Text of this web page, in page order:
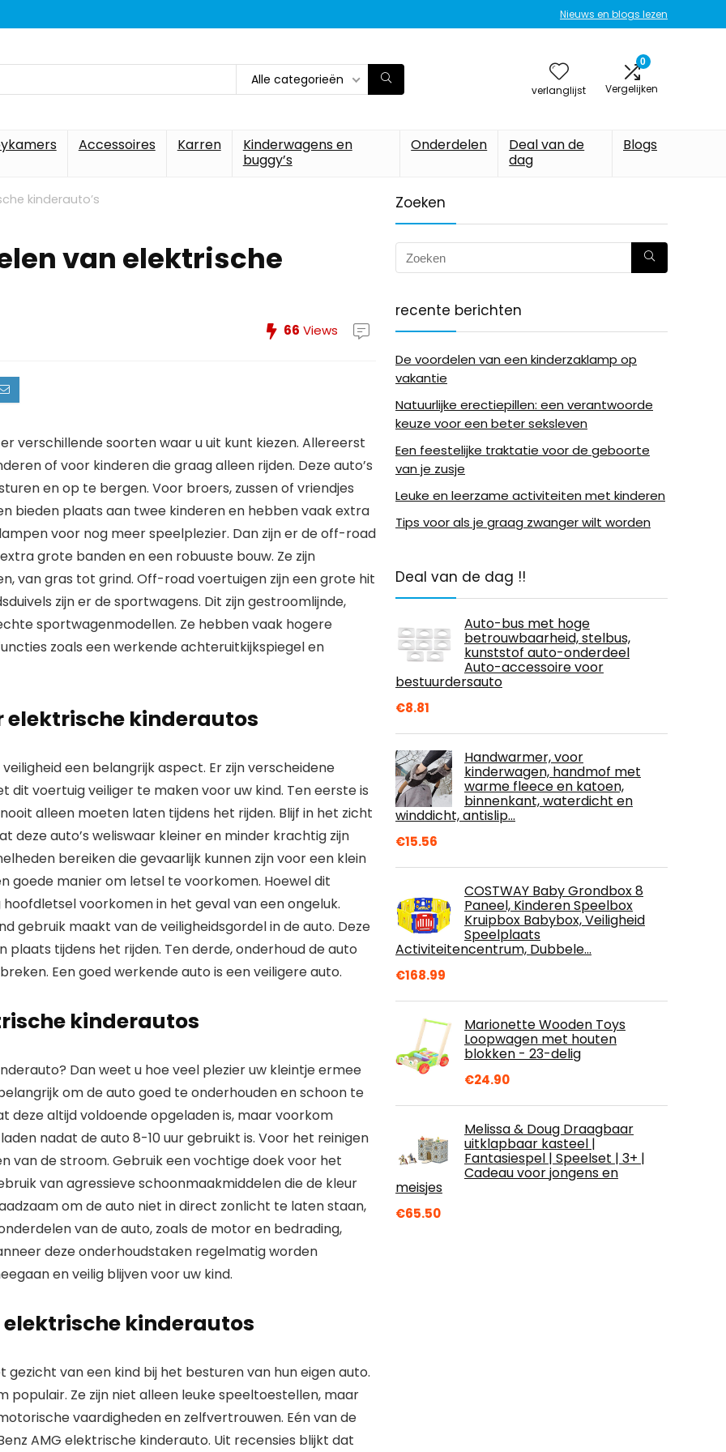
Nieuws en blogs lezen
Alle categorieën
verlanglijst
0
Vergelijken
Accessoires Karren
Kinderwagens en
buggy’s
Onderdelen
Deal van de
dag
Blogs
kinderauto’s
van elektrische
66 Views
er verschillende soorten waar u uit kunt kiezen. Allereerst
of voor kinderen die graag alleen rijden. Deze auto’s
en op te bergen. Voor broers, zussen of vriendjes
bieden plaats aan twee kinderen en hebben vaak extra
voor nog meer speelplezier. Dan zijn er de off-road
grote banden en een robuuste bouw. Ze zijn
van gras tot grind. Off-road voertuigen zijn een grote hit
zijn er de sportwagens. Dit zijn gestroomlijnde,
sportwagenmodellen. Ze hebben vaak hogere
zoals een werkende achteruitkijkspiegel en
kinderautos
een belangrijk aspect. Er zijn verscheidene
voertuig veiliger te maken voor uw kind. Ten eerste is
alleen moeten laten tijdens het rijden. Blijf in het zicht
deze auto’s weliswaar kleiner en minder krachtig zijn
bereiken die gevaarlijk kunnen zijn voor een klein
goede manier om letsel te voorkomen. Hoewel dit
voorkomen in het geval van een ongeluk.
gebruik maakt van de veiligheidsgordel in de auto. Deze
tijdens het rijden. Ten derde, onderhoud de auto
Een goed werkende auto is een veiligere auto.
kinderautos
Dan weet u hoe veel plezier uw kleintje ermee
om de auto goed te onderhouden en schoon te
deze altijd voldoende opgeladen is, maar voorkom
nadat de auto 8-10 uur gebruikt is. Voor het reinigen
van de stroom. Gebruik een vochtige doek voor het
van agressieve schoonmaakmiddelen die de kleur
om de auto niet in direct zonlicht te laten staan,
van de auto, zoals de motor en bedrading,
deze onderhoudstaken regelmatig worden
en veilig blijven voor uw kind.
elektrische kinderautos
van een kind bij het besturen van hun eigen auto.
populair. Ze zijn niet alleen leuke speeltoestellen, maar
vaardigheden en zelfvertrouwen. Eén van de
AMG elektrische kinderauto. Uit recensies blijkt dat
Zoeken
recente berichten
De voordelen van een kinderzaklamp op
vakantie
Natuurlijke erectiepillen: een verantwoorde
keuze voor een beter seksleven
Een feestelijke traktatie voor de geboorte
van je zusje
Leuke en leerzame activiteiten met kinderen
Tips voor als je graag zwanger wilt worden
Deal van de dag !!
Auto-bus met hoge
betrouwbaarheid, stelbus,
kunststof auto-onderdeel
Auto-accessoire voor
bestuurdersauto
€8.81
Handwarmer, voor
kinderwagen, handmof met
warme fleece en katoen,
binnenkant, waterdicht en
winddicht, antislip…
€15.56
COSTWAY Baby Grondbox 8
Paneel, Kinderen Speelbox
Kruipbox Babybox, Veiligheid
Speelplaats
Activiteitencentrum, Dubbele…
€168.99
Marionette Wooden Toys
Loopwagen met houten
blokken - 23-delig
€24.90
Melissa & Doug Draagbaar
uitklapbaar kasteel |
Fantasiespel | Speelset | 3+ |
Cadeau voor jongens en
meisjes
€65.50